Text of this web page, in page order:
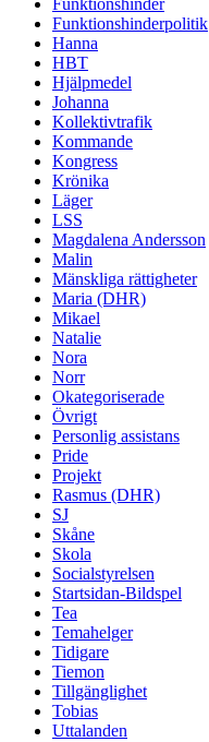
Funktionshinder
Funktionshinderpolitik
Hanna
HBT
Hjälpmedel
Johanna
Kollektivtrafik
Kommande
Kongress
Krönika
Läger
LSS
Magdalena Andersson
Malin
Mänskliga rättigheter
Maria (DHR)
Mikael
Natalie
Nora
Norr
Okategoriserade
Övrigt
Personlig assistans
Pride
Projekt
Rasmus (DHR)
SJ
Skåne
Skola
Socialstyrelsen
Startsidan-Bildspel
Tea
Temahelger
Tidigare
Tiemon
Tillgänglighet
Tobias
Uttalanden